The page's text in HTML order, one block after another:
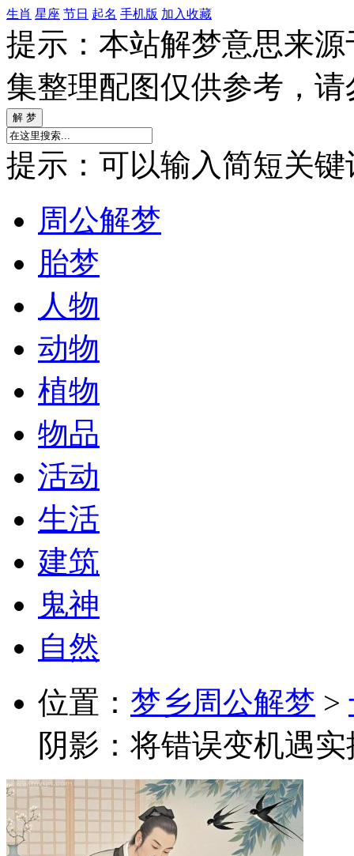
生肖 星座 节日 起名 手机版 加入收藏
提示：本站解梦意思来
集整理配图仅供参考，
提示：可以输入简短关键
周公解梦
胎梦
人物
动物
植物
物品
活动
生活
建筑
鬼神
自然
位置： 梦乡周公解梦 >
阴影：将错误变机遇